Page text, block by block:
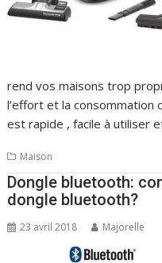
rend vos maisons trop
l’effort et la consommation
est rapide , facile à utiliser
Maison
Dongle bluetooth:
dongle bluetooth?
23 avril 2018 Majorelle